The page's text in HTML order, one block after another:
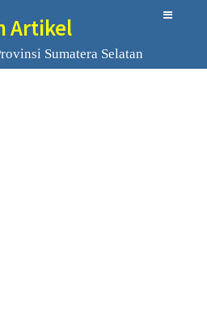
Artikel
Sumatera Selatan